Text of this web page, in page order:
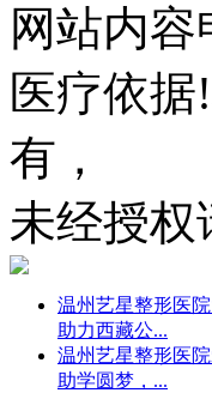
网站内
医疗依
有，
未经授
温州艺星整形医院
助力西藏公...
温州艺星整形医院
助学圆梦，...